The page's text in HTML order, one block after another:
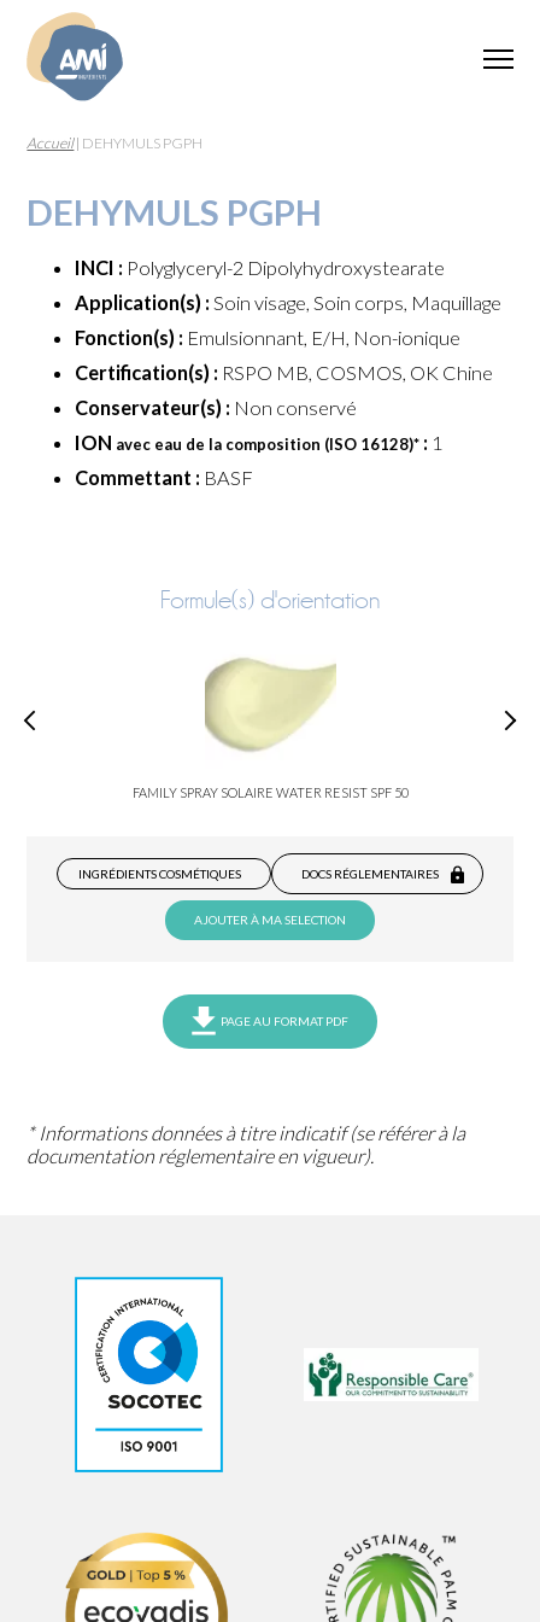
Accueil| DEHYMULS PGPH
DEHYMULS PGPH
INCI : Polyglyceryl-2 Dipolyhydroxystearate
Application(s) : Soin visage, Soin corps, Maquillage
Fonction(s) : Emulsionnant, E/H, Non-ionique
Certification(s) : RSPO MB, COSMOS, OK Chine
Conservateur(s) : Non conservé
ION avec eau de la composition (ISO 16128)* : 1
Commettant : BASF
Formule(s) d'orientation
FAMILY SPRAY SOLAIRE WATER RESIST SPF 50
INGRÉDIENTS COSMÉTIQUES DOCS RÉGLEMENTAIRES
AJOUTER À MA SELECTION
PAGE AU FORMAT PDF
* Informations données à titre indicatif (se référer à la
documentation réglementaire en vigueur).